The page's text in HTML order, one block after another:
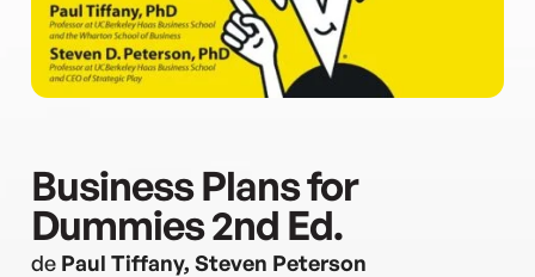
Business Plans for
Dummies 2nd Ed.
de Paul Tiffany, Steven Peterson